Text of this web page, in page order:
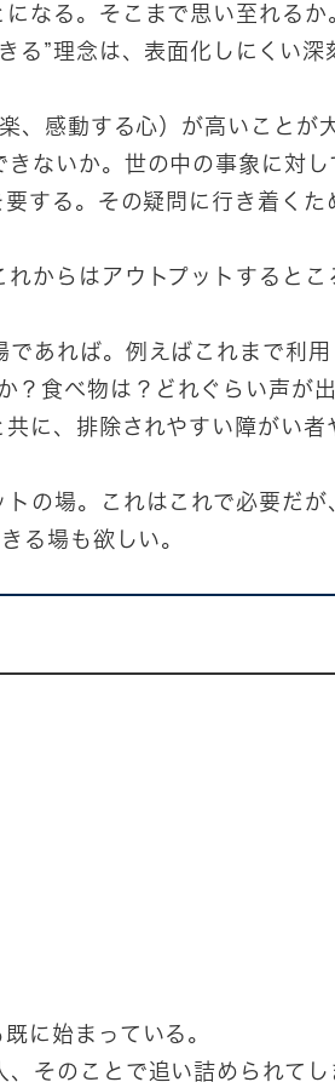
なる。そこまで思い至れる
る”理念は、表面化しにくい深
、感動する心）が高いことが
ないか。世の中の事象に対
する。その疑問に行き着くた
からはアウトプットすると
あれば。例えばこれまで利
？食べ物は？どれぐらい声が
に、排除されやすい障がい
の場。これはこれで必要だが
る場も欲しい。
に始まっている。
そのことで追い詰められて